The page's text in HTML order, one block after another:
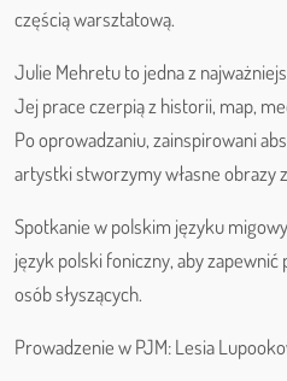
częścią warsztatową.
Julie Mehretu to jedna z
Jej prace czerpią z historii, map,
Po oprowadzaniu, zainspirowani
artystki stworzymy własne obrazy
Spotkanie w polskim języku
język polski foniczny, aby zapewnić
osób słyszących.
Prowadzenie w PJM: Lesia